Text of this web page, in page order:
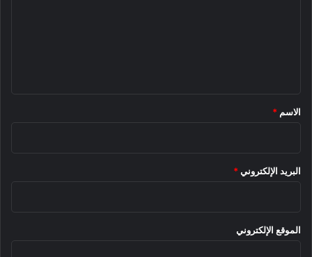
*
الاسم *
البريد الإلكتروني *
الموقع الإلكتروني